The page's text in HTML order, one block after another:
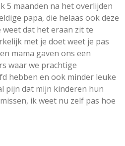
5 maanden na het overlijden
papa, die helaas ook deze
weet dat het eraan zit te
met je doet weet je pas
mama gaven ons een
waar we prachtige
hebben en ook minder leuke
pijn dat mijn kinderen hun
ik weet nu zelf pas hoe